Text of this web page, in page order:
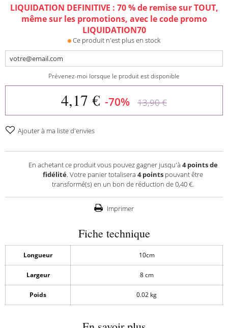
LIQUIDATION DEFINITIVE : 70 % de remise sur TOUT,
même sur les promotions, avec le code promo
LIQUIDATION70
Ce produit n'est plus en stock
Prévenez-moi lorsque le produit est disponible
4,17 € -70% 13,90 €
Ajouter à ma liste d'envies
En achetant ce produit vous pouvez gagner jusqu'à 4points de
fidélité. Votre panier totalisera 4points pouvant être
transformé(s) en un bon de réduction de0,40 €.
Imprimer
Fiche technique
Longueur 10cm
Largeur 8 cm
Poids 0.02 kg